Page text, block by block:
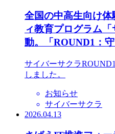
全国の中高生向け
ィ教育プログラム
動。「ROUND1：
サイバーサクラ
しました。
お知らせ
サイバーサクラ
2026.04.13